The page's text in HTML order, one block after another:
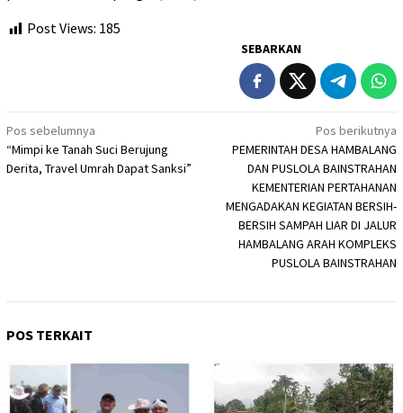
Post Views: 185
SEBARKAN
Navigasi
pos
Pos sebelumnya
“Mimpi ke Tanah Suci Berujung
Derita, Travel Umrah Dapat Sanksi”
Pos berikutnya
PEMERINTAH DESA HAMBALANG
DAN PUSLOLA BAINSTRAHAN
KEMENTERIAN PERTAHANAN
MENGADAKAN KEGIATAN BERSIH-
BERSIH SAMPAH LIAR DI JALUR
HAMBALANG ARAH KOMPLEKS
PUSLOLA BAINSTRAHAN
POS TERKAIT